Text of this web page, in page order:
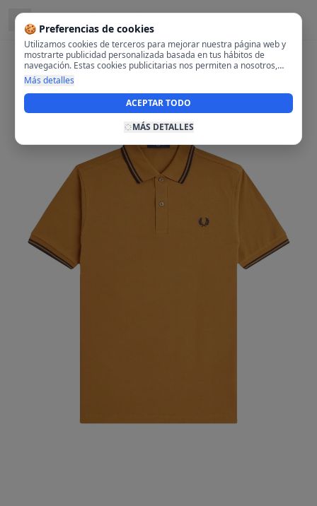
🍪 Preferencias de cookies
Utilizamos cookies de terceros para mejorar nuestra página web y
mostrarte publicidad personalizada basada en tus hábitos de
navegación. Estas cookies publicitarias nos permiten a nosotros,
analizar tu navegación en nuestra página y en internet para
mostrarte anuncios relevantes para ti. Al activarlas, aceptas el uso
de cookies para fines publicitarios y la recopilación y tratamiento de
tus datos de navegación, incluyendo la posible compartición de
Más detalles
ACEPTAR TODO
MÁS DETALLES